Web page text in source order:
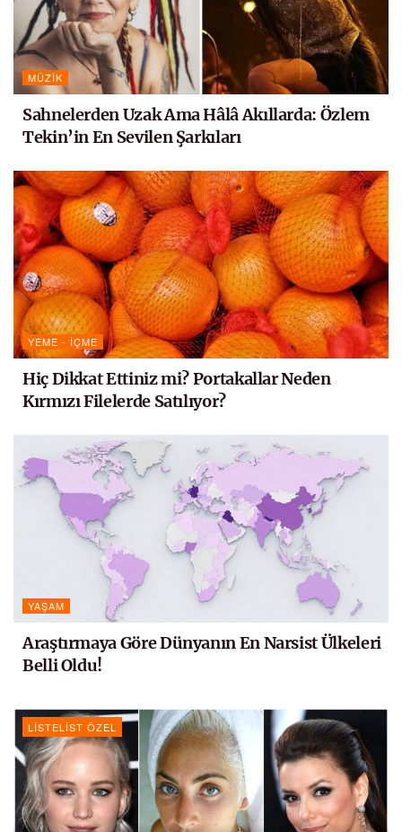
MÜZIK
Sahnelerden Uzak Ama Hâlâ Akıllarda: Özlem
Tekin’in En Sevilen Şarkıları
YEME - İÇME
Hiç Dikkat Ettiniz mi? Portakallar Neden
Kırmızı Filelerde Satılıyor?
YAŞAM
Araştırmaya Göre Dünyanın En Narsist Ülkeleri
Belli Oldu!
LISTELIST ÖZEL